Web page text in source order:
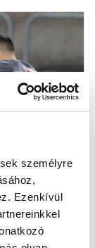
személyre
Ezenkívül
0-2 (0-1)